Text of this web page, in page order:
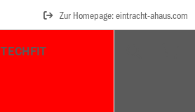
Zur Homepage: eintracht-ahaus.com
TECHFIT